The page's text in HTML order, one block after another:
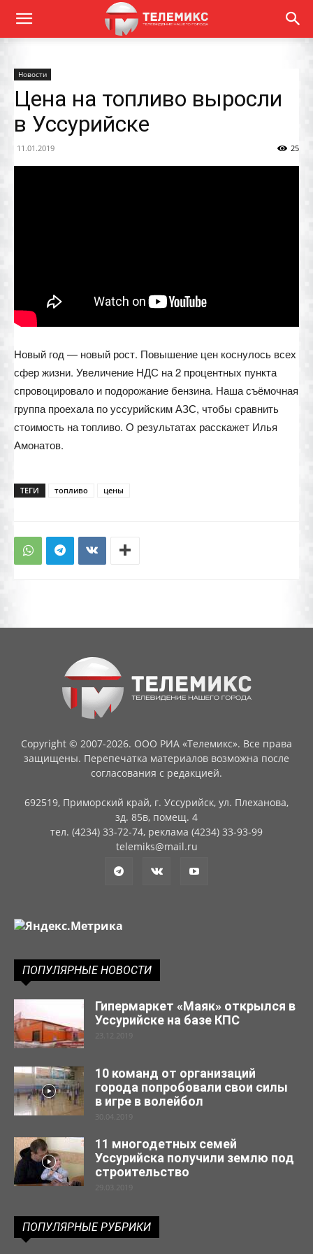
Новости
Цена на топливо выросли
в Уссурийске
11.01.2019 25
Новый год — новый рост. Повышение цен коснулось всех
сфер жизни. Увеличение НДС на 2 процентных пункта
спровоцировало и подорожание бензина. Наша съёмочная
группа проехала по уссурийским АЗС, чтобы сравнить
стоимость на топливо. О результатах расскажет Илья
Амонатов.
ТЕГИ топливо цены
Copyright © 2007-2026. ООО РИА «Телемикс». Все права
защищены. Перепечатка материалов возможна после
согласования с редакцией.
692519, Приморский край, г. Уссурийск, ул. Плеханова,
зд. 85в, помещ. 4
тел. (4234) 33-72-74, реклама (4234) 33-93-99
telemiks@mail.ru
ПОПУЛЯРНЫЕ НОВОСТИ
Гипермаркет «Маяк» открылся в
Уссурийске на базе КПС
23.12.2019
10 команд от организаций
города попробовали свои силы
в игре в волейбол
30.04.2019
11 многодетных семей
Уссурийска получили землю под
строительство
29.03.2019
ПОПУЛЯРНЫЕ РУБРИКИ